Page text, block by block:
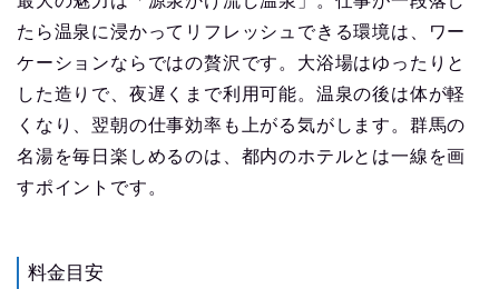
たら温泉に浸かってリフレッシュできる環境は、ワー
ケーションならではの贅沢です。大浴場はゆったりと
した造りで、夜遅くまで利用可能。温泉の後は体が軽
くなり、翌朝の仕事効率も上がる気がします。群馬の
名湯を毎日楽しめるのは、都内のホテルとは一線を画
すポイントです。
料金目安